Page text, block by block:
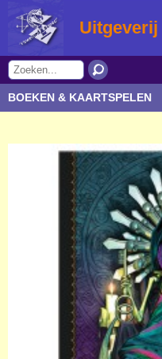
BOEKEN & KAARTSPELEN
AUTEUR/SOORT
BESTELLEN